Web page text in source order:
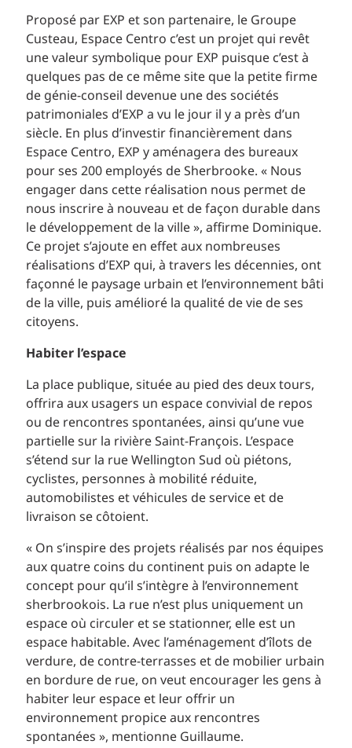
Proposé par EXP et son partenaire, le Groupe
Custeau, Espace Centro c’est un projet qui revêt
une valeur symbolique pour EXP puisque c’est à
quelques pas de ce même site que la petite firme
de génie-conseil devenue une des sociétés
patrimoniales d’EXP a vu le jour il y a près d’un
siècle. En plus d’investir financièrement dans
Espace Centro, EXP y aménagera des bureaux
pour ses 200 employés de Sherbrooke. « Nous
engager dans cette réalisation nous permet de
nous inscrire à nouveau et de façon durable dans
le développement de la ville », affirme Dominique.
Ce projet s’ajoute en effet aux nombreuses
réalisations d’EXP qui, à travers les décennies, ont
façonné le paysage urbain et l’environnement bâti
de la ville, puis amélioré la qualité de vie de ses
citoyens.
Habiter l’espace
La place publique, située au pied des deux tours,
offrira aux usagers un espace convivial de repos
ou de rencontres spontanées, ainsi qu’une vue
partielle sur la rivière Saint-François. L’espace
s’étend sur la rue Wellington Sud où piétons,
cyclistes, personnes à mobilité réduite,
automobilistes et véhicules de service et de
livraison se côtoient.
« On s’inspire des projets réalisés par nos équipes
aux quatre coins du continent puis on adapte le
concept pour qu’il s’intègre à l’environnement
sherbrookois. La rue n’est plus uniquement un
espace où circuler et se stationner, elle est un
espace habitable. Avec l’aménagement d’îlots de
verdure, de contre-terrasses et de mobilier urbain
en bordure de rue, on veut encourager les gens à
habiter leur espace et leur offrir un
environnement propice aux rencontres
spontanées », mentionne Guillaume.